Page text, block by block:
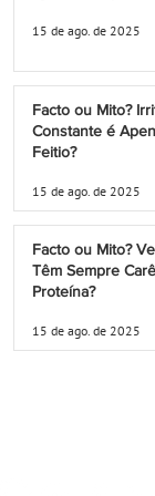
15 de ago. de 2025
Facto ou Mito?
Constante é
Feitio?
15 de ago. de 2025
Facto ou Mito?
Têm Sempre
Proteína?
15 de ago. de 2025